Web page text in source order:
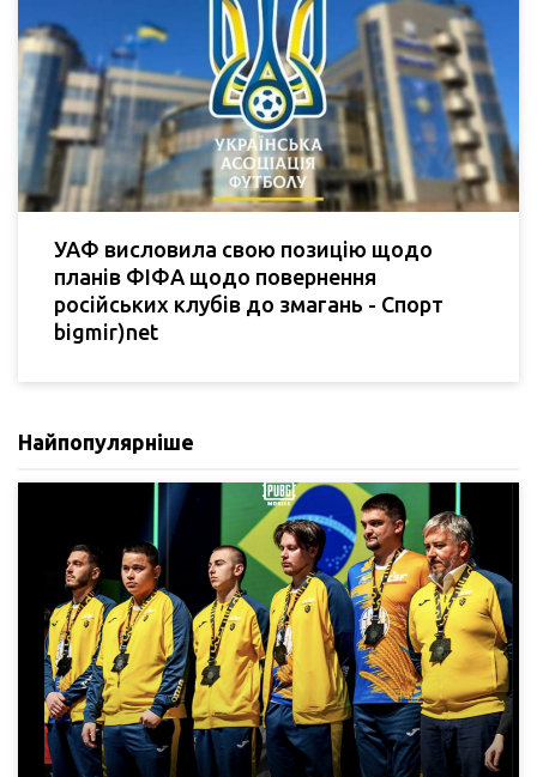
УАФ висловила свою позицію щодо
планів ФІФА щодо повернення
російських клубів до змагань - Спорт
bigmir)net
Найпопулярніше